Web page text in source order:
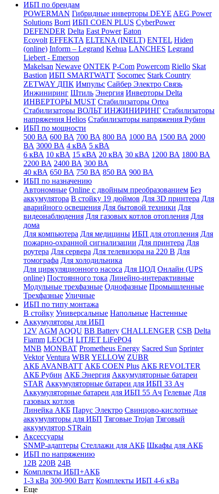
ИБП по брендам
POWERMAN Гибридные инверторы DEYE AEG Power
Solutions Borri ИБП COEN PLUS CyberPower
DEFENDER Delta East Power Eaton
Ecovolt EFFEKTA ELTENA (INELT) ENTEL Hiden
(online) Inform – Legrand Kehua LANCHES Legrand
Liebert - Emerson
Makelsan Newave ONTEK P-Com Powercom Riello Skat
Bastion ИБП SMARTWATT Socomec Stark Country
ZETWAY ДПК Импульс Сайбер Электро Связь
Инжиниринг Штиль Энергия Инверторы Delta
ИНВЕРТОРЫ MUST Стабилизаторы Ortea
Стабилизаторы ВОЛЬТ ИНЖИНИРИНГ Стабилизаторы
напряжения Helios Стабилизаторы напряжения Рубин
ИБП по мощности
500 ВА 600 ВА 700 ВА 800 ВА 1000 ВА 1500 ВА 2000
ВА 3000 ВА 4 кВА 5 кВА
6 кВА 10 кВА 15 кВА 20 кВА 30 кВА 1200 ВА 1800 ВА
2200 ВА 2400 ВА 300 ВА
40 кВА 650 ВА 750 ВА 850 ВА 900 ВА
ИБП по назначению
Автономные Online с двойным преобразованием Без
аккумулятора В стойку 19 дюймов Для 3D принтера Для
аварийного освещения Для бытовой техники Для
видеонаблюдения Для газовых котлов отопления Для
дома
Для компьютера Для медицины ИБП для отопления Для
пожарно-охранной сигнализации Для принтера Для
роутера Для сервера Для телевизора на 220 В Для
томографа Для холодильника
Для циркуляционного насоса Для ЦОД Онлайн (UPS
online) Постоянного тока Линейно-интерактивные
Модульные трехфазные Однофазные Промышленные
Трехфазные Уличные
ИБП по типу монтажа
В стойку Универсальные Напольные Настенные
Аккумуляторы для ИБП
12V AGM AQQU BB Battery CHALLENGER CSB Delta
Fiamm LEOCH LITJET LiFePO4
MNB MONBAT Prometheus Energy Sacred Sun Sprinter
Vektor Ventura WBR YELLOW ZUBR
АКБ AVANBATT АКБ COEN Plus АКБ REVOLTER
АКБ Рубин АКБ Энергия Аккумуляторные батареи
STAR Аккумуляторные батареи для ИБП 33 Ач
Аккумуляторные батареи для ИБП 55 Ач Гелевые Для
газовых котлов
Линейка АКБ Парус Электро Свинцово-кислотные
аккумуляторы для ИБП Тяговые Trojan Тяговый
аккумулятор STRain
Аксессуары
SNMP-адаптеры Стеллажи для АКБ Шкафы для АКБ
ИБП по напряжению
12В 220В 24В
Комплекты ИБП+АКБ
1-3 кВа 300-900 Ватт Комплекты ИБП 4-6 кВа
Еще